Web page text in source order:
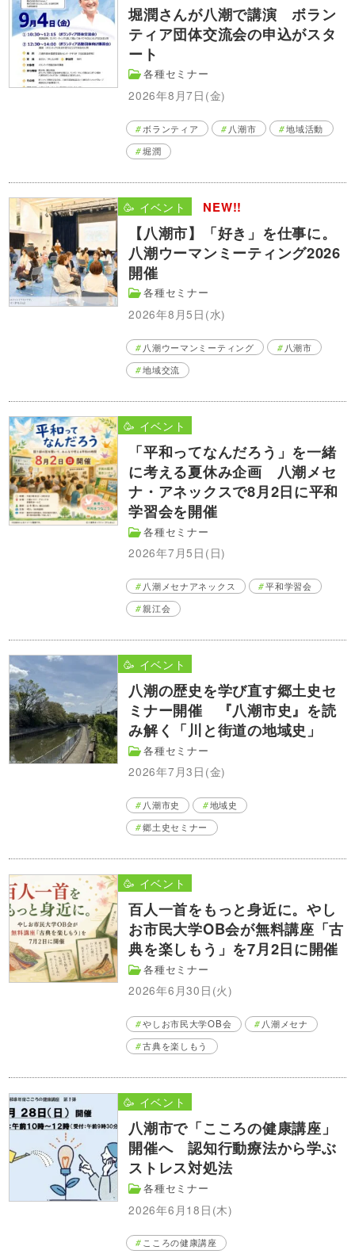
堀潤さんが八潮で講演 ボラン
ティア団体交流会の申込がスタ
ート
各種セミナー
2026年8月7日(金)
ボランティア 八潮市
地域活動
堀潤
【八潮市】「好き」を仕事に。
八潮ウーマンミーティング2026
開催
各種セミナー
2026年8月5日(水)
🥳 イベント NEW!!
八潮ウーマンミーティング
八潮市
地域交流
「平和ってなんだろう」を一緒
に考える夏休み企画 八潮メセ
ナ・アネックスで8月2日に平和
学習会を開催
各種セミナー
2026年7月5日(日)
🥳 イベント
八潮メセナアネックス
平和学習会
親江会
八潮の歴史を学び直す郷土史セ
ミナー開催 『八潮市史』を読
み解く「川と街道の地域史」
各種セミナー
2026年7月3日(金)
🥳 イベント
八潮市史
地域史
郷土史セミナー
百人一首をもっと身近に。やし
お市民大学OB会が無料講座「古
典を楽しもう」を7月2日に開催
各種セミナー
2026年6月30日(火)
🥳 イベント
やしお市民大学OB会
八潮メセナ
古典を楽しもう
八潮市で「こころの健康講座」
開催へ 認知行動療法から学ぶ
ストレス対処法
各種セミナー
2026年6月18日(木)
🥳 イベント
こころの健康講座